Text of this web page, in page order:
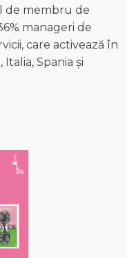
de membru de
manageri de
care activează în
Spania și